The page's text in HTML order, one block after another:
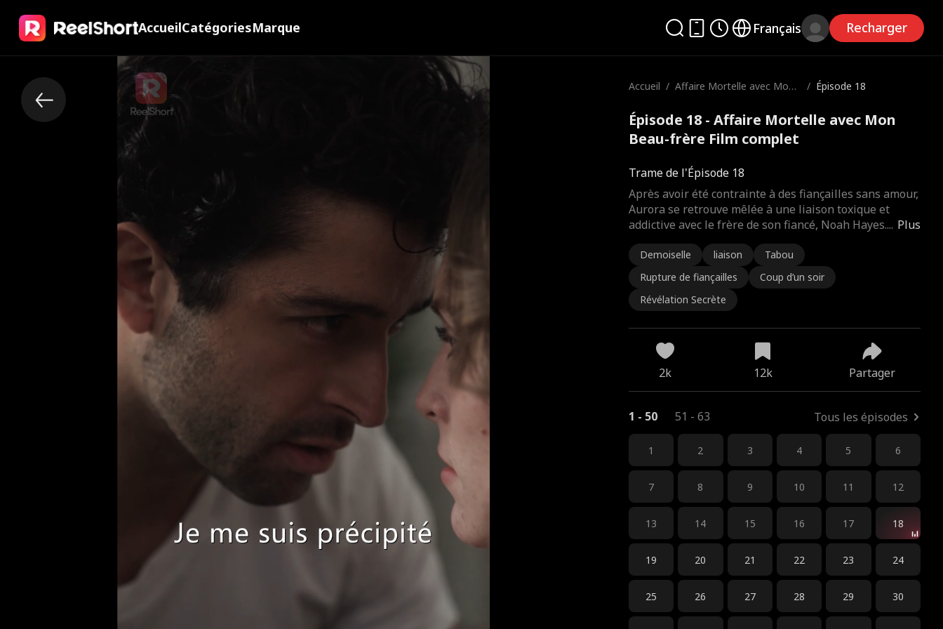
AccueilCatégoriesMarque Français Recharger
Accueil / Affaire Mortelle avec Mon
/ Épisode 18
Épisode 18 - Affaire Mortelle avec Mon
Beau-frère Film complet
Trame de l'Épisode 18
Plus
Après avoir été contrainte à des fiançailles sans amour,
Aurora se retrouve mêlée à une liaison toxique et
addictive avec le frère de son fiancé, Noah Hayes....
Demoiselle liaison
Tabou
Rupture de fiançailles
Coup d’un soir
Révélation Secrète
2k 12k Partager
1 - 50 51 - 63 Tous les épisodes
1 2 3 4 5 6
7 8 9 10 11 12
13 14 15 16 17 18
19 20 21 22 23 24
25 26 27 28 29 30